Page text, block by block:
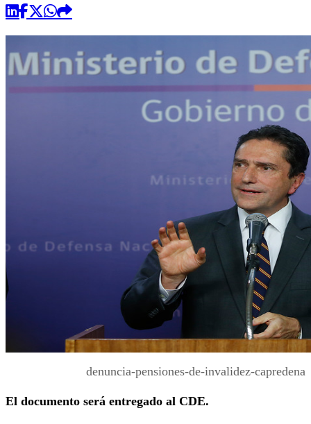
denuncia-pensiones-de-invalidez-capredena
El documento será entregado al CDE.